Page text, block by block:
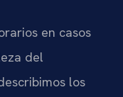
en casos
del
los